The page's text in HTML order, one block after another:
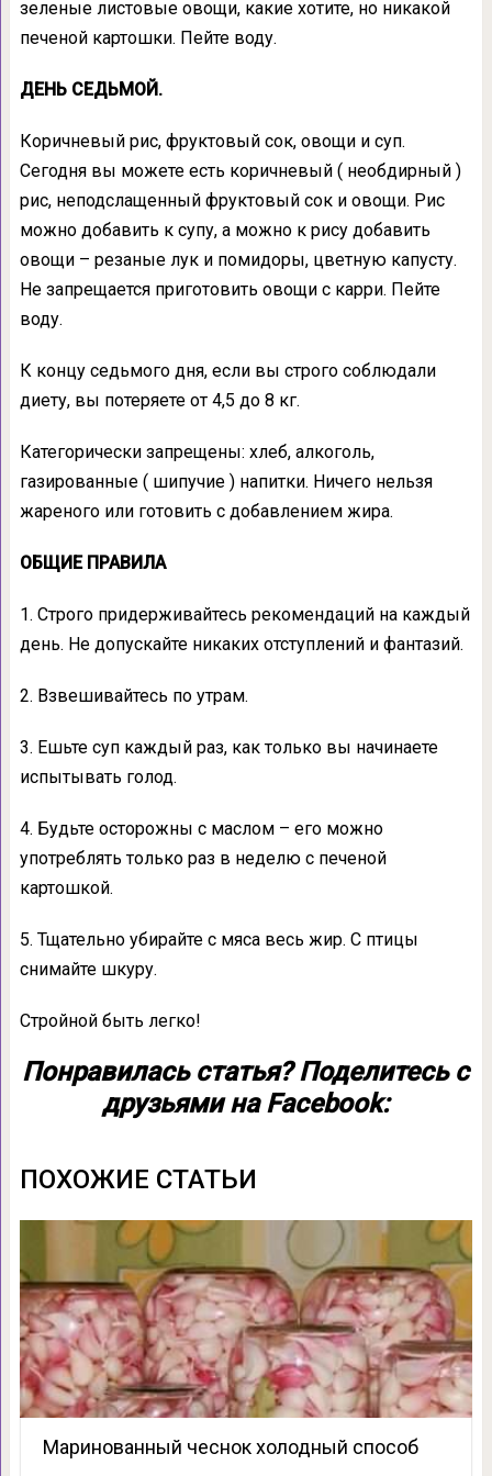
зеленые листовые овощи, какие хотите, но никакой
печеной картошки. Пейте воду.
ДЕНЬ СЕДЬМОЙ.
Коричневый рис, фруктовый сок, овощи и суп.
Сегодня вы можете есть коричневый ( необдирный )
рис, неподслащенный фруктовый сок и овощи. Рис
можно добавить к супу, а можно к рису добавить
овощи – резаные лук и помидоры, цветную капусту.
Не запрещается приготовить овощи с карри. Пейте
воду.
К концу седьмого дня, если вы строго соблюдали
диету, вы потеряете от 4,5 до 8 кг.
Категорически запрещены: хлеб, алкоголь,
газированные ( шипучие ) напитки. Ничего нельзя
жареного или готовить с добавлением жира.
ОБЩИЕ ПРАВИЛА
1. Строго придерживайтесь рекомендаций на каждый
день. Не допускайте никаких отступлений и фантазий.
2. Взвешивайтесь по утрам.
3. Ешьте суп каждый раз, как только вы начинаете
испытывать голод.
4. Будьте осторожны с маслом – его можно
употреблять только раз в неделю с печеной
картошкой.
5. Тщательно убирайте с мяса весь жир. С птицы
снимайте шкуру.
Стройной быть легко!
Понравилась статья? Поделитесь с
друзьями на Facebook:
ПОХОЖИЕ СТАТЬИ
Маринованный чеснок холодный способ